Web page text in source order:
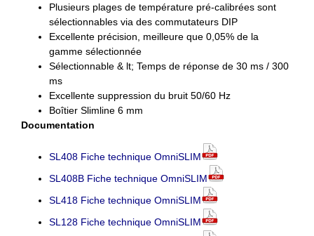
Plusieurs plages de température pré-calibrées sont
sélectionnables via des commutateurs DIP
Excellente précision, meilleure que 0,05% de la
gamme sélectionnée
Sélectionnable & lt; Temps de réponse de 30 ms / 300
ms
Excellente suppression du bruit 50/60 Hz
Boîtier Slimline 6 mm
Documentation
SL408 Fiche technique OmniSLIM
SL408B Fiche technique OmniSLIM
SL418 Fiche technique OmniSLIM
SL128 Fiche technique OmniSLIM